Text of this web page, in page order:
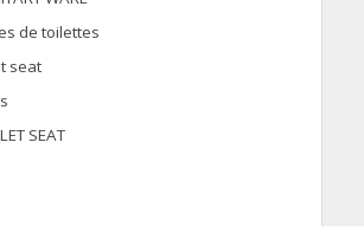
de toilettes
seat
SEAT